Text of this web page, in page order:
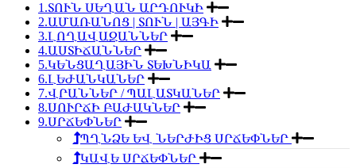
1.ՏՈՒՆ ՍԵՂԱՆ ԱՐԴՈՒԿԻ
2.ԱՄԱՌԱՆՈՑ | ՏՈՒՆ | ԱՅԳԻ
3.ԼՈՂԱՎԱԶԱՆՆԵՐ
4.ԱՍՏԻՃԱՆՆԵՐ
5.ԿԵՆՑԱՂԱՅԻՆ ՏԵԽՆԻԿԱ
6.ԼԵԺԱՆԿԱՆԵՐ
7.ՎՐԱՆՆԵՐ / ՊԱԼԱՏԿԱՆԵՐ
8.ՍՈՒՐՃԻ ԲԱԺԱԿՆԵՐ
9.ՍՐՃԵՓՆԵՐ
ՊՂՆՁԵ ԵՎ ՆԵՐԺԻՑ ՍՐՃԵՓՆԵՐ
ԿԱՎԵ ՍՐՃԵՓՆԵՐ